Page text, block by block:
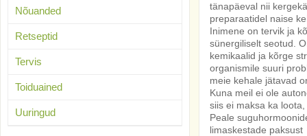
tänapäeval nii
preparaatidel naise
Inimene on tervik ja
sünergiliselt seotud.
kemikaalid ja kõrge
organismile suuri
meie kehale jätavad
Kuna meil ei ole
siis ei maksa ka
Peale
limaskestade
Nõuanded
Retseptid
Tervis
Toiduained
Uuringud